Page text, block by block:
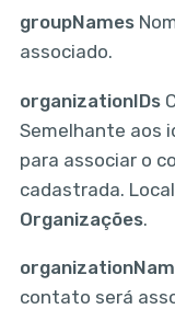
groupNames
associado.
organizationIDs
Semelhante aos
para associar o
cadastrada.
Organizações.
contato será